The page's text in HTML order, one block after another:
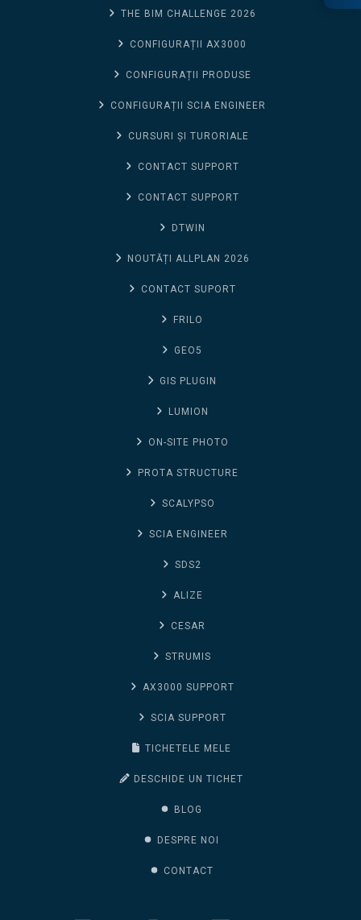
THE BIM CHALLENGE 2026
CONFIGURAȚII AX3000
CONFIGURAȚII PRODUSE
CONFIGURAȚII SCIA ENGINEER
CURSURI ȘI TURORIALE
CONTACT SUPPORT
CONTACT SUPPORT
DTWIN
NOUTĂȚI ALLPLAN 2026
CONTACT SUPORT
FRILO
GEO5
GIS PLUGIN
LUMION
ON-SITE PHOTO
PROTA STRUCTURE
SCALYPSO
SCIA ENGINEER
SDS2
ALIZE
CESAR
STRUMIS
AX3000 SUPPORT
SCIA SUPPORT
TICHETELE MELE
DESCHIDE UN TICHET
BLOG
DESPRE NOI
CONTACT